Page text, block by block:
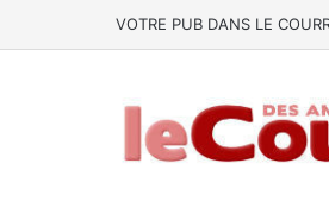
VOTRE PUB DANS LE